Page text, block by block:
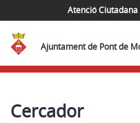
Atenció
Ajuntament de Pont de
Cercador